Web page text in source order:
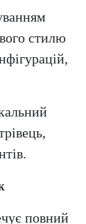
стилю
повний